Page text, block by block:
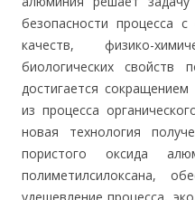
безопасности процесса
качеств, физико-
биологических свойств
достигается
из процесса
новая технология
пористого оксида
полиметилсилоксана,